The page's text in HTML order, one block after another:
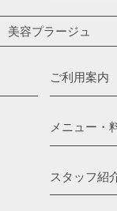
美容プラージュ
ご利用案内
メニュー・
スタッフ紹